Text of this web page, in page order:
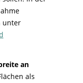
unter
an
als